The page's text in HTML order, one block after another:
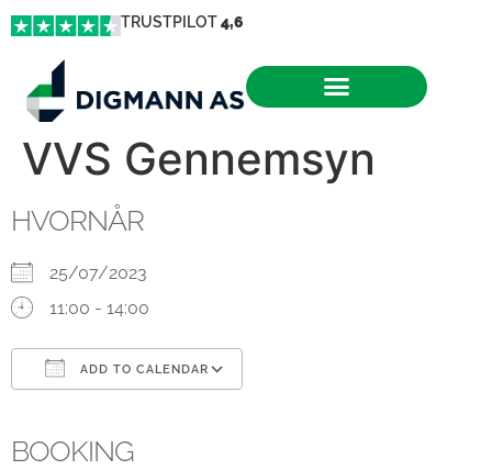
TRUSTPILOT4,6
VVS Gennemsyn
HVORNÅR
25/07/2023
11:00 - 14:00
ADD TO CALENDAR
BOOKING